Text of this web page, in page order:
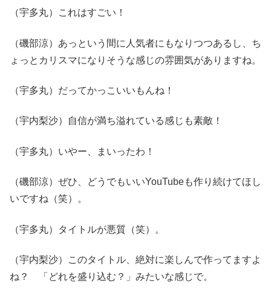
（宇多丸）これはすごい！
（磯部涼）あっという間に人気者にもなりつつあるし、ち
ょっとカリスマになりそうな感じの雰囲気がありますね。
（宇多丸）だってかっこいいもんね！
（宇内梨沙）自信が満ち溢れている感じも素敵！
（宇多丸）いやー、まいったわ！
（磯部涼）ぜひ、どうでもいいYouTubeも作り続けてほし
いですね（笑）。
（宇多丸）タイトルが悪質（笑）。
（宇内梨沙）このタイトル、絶対に楽しんで作ってますよ
ね？ 「どれを盛り込む？」みたいな感じで。